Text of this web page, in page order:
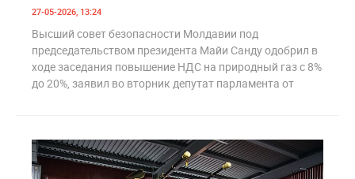
27-05-2026, 13:24
Высший совет безопасности Молдавии под
председательством президента Майи Санду одобрил в
ходе заседания повышение НДС на природный газ с 8%
до 20%, заявил во вторник депутат парламента от